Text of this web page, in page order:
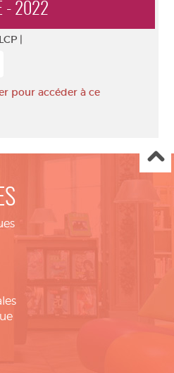
- 2022
|
pour accéder à ce